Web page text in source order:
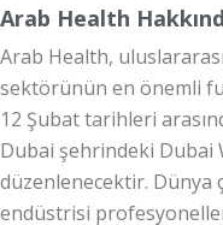
Arab Health
Arab Health,
sektörünün en önemli
12 Şubat tarihleri
Dubai şehrindeki Dubai
düzenlenecektir. Dünya
endüstrisi